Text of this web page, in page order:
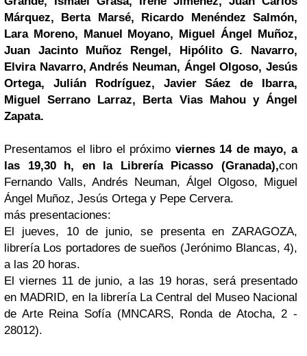
Márquez, Berta Marsé, Ricardo Menéndez Salmón,
Lara Moreno, Manuel Moyano, Miguel Ángel Muñoz,
Juan Jacinto Muñoz Rengel, Hipólito G. Navarro,
Elvira Navarro, Andrés Neuman, Ángel Olgoso, Jesús
Ortega, Julián Rodríguez, Javier Sáez de Ibarra,
Miguel Serrano Larraz, Berta Vias Mahou y Ángel
Zapata.
Presentamos el libro el próximo viernes 14 de mayo, a
las 19,30 h, en la Librería Picasso (Granada),con
Fernando Valls, Andrés Neuman, Álgel Olgoso, Miguel
Ángel Muñoz, Jesús Ortega y Pepe Cervera.
más presentaciones:
El jueves, 10 de junio, se presenta en ZARAGOZA,
librería Los portadores de sueños (Jerónimo Blancas, 4),
a las 20 horas.
El viernes 11 de junio, a las 19 horas, será presentado
en MADRID, en la librería La Central del Museo Nacional
de Arte Reina Sofía (MNCARS, Ronda de Atocha, 2 -
28012).